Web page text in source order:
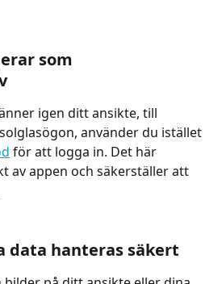
som
igen ditt ansikte, till
använder du istället
för att logga in. Det här
av appen och säkerställer att
data hanteras säkert